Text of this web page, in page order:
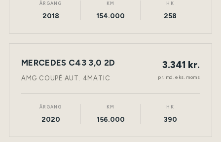
ÅRGANG
2018
KM
154.000
HK
258
LEASING NY BIL TØNDER
MERCEDES C43 3,0 2D
AMG COUPÉ AUT. 4MATIC
3.341 kr.
pr. md. eks. moms
ÅRGANG
2020
KM
156.000
HK
390